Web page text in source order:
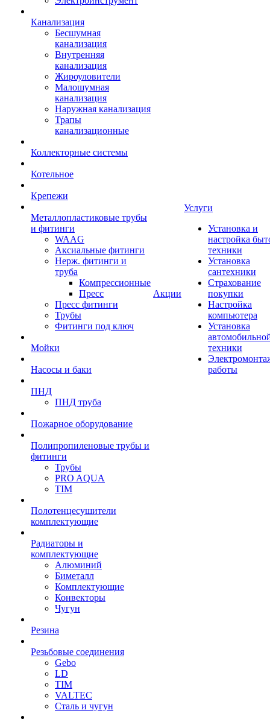
Канализация
Бесшумная
канализация
Внутренняя
канализация
Жироуловители
Малошумная
канализация
Наружная канализация
Трапы
канализационные
Коллекторные системы
Котельное
Крепежи
Металлопластиковые трубы
и фитинги
WAAG
Аксиальные фитинги
Нерж. фитинги и
труба
Компрессионные
Пресс
Пресс фитинги
Трубы
Фитинги под ключ
Мойки
Насосы и баки
ПНД
ПНД труба
Пожарное оборудование
Полипропиленовые трубы и
фитинги
Трубы
PRO AQUA
TIM
Полотенцесушители
комплектующие
Радиаторы и
комплектующие
Алюминий
Биметалл
Комплектующие
Конвекторы
Чугун
Резина
Резьбовые соединения
Gebo
LD
TIM
VALTEC
Сталь и чугун
Акции
Услуги
Установка и
настройка
техники
Установка
сантехники
Страхование
покупки
Настройка
компьютера
Установка
техники
работы